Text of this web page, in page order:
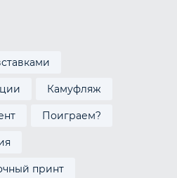
Камуфляж
Поиграем?
принт